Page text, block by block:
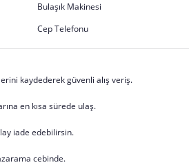
Bulaşık Makinesi
Cep Telefonu
kaydederek güvenli alış veriş.
en kısa sürede ulaş.
iade edebilirsin.
cebinde.